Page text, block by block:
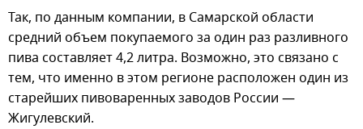
Так, по данным компании, в Самарской области
средний объем покупаемого за один раз разливного
пива составляет 4,2 литра. Возможно, это связано с
тем, что именно в этом регионе расположен один из
старейших пивоваренных заводов России —
Жигулевский.